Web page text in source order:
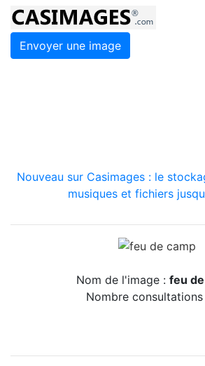
Envoyer une image
Nouveau sur Casimages : le
musiques et fichiers
Nom de l'image : feu
Nombre consultations